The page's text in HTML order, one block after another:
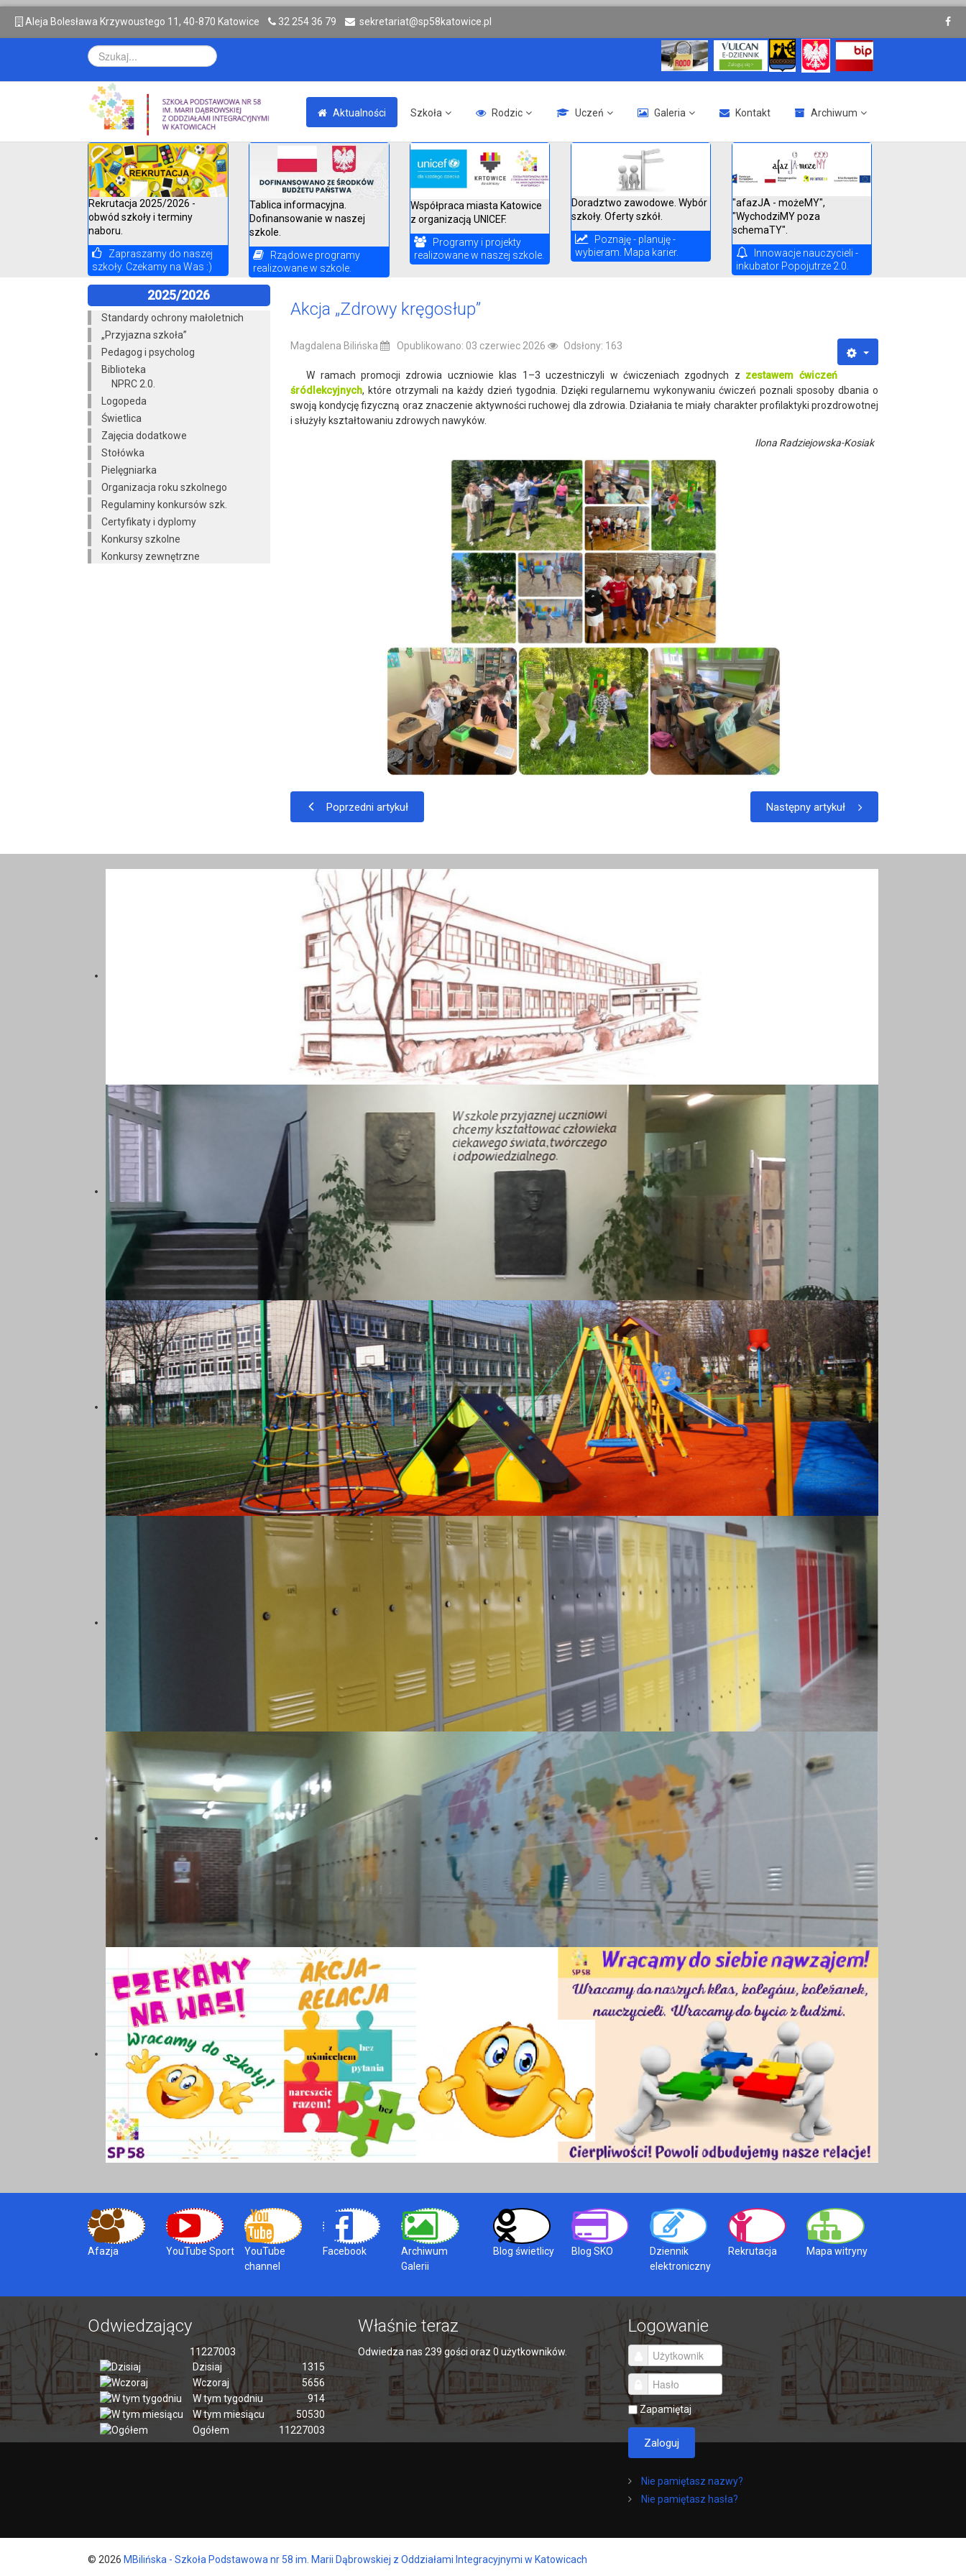
A leja Bolesława Krzywoustego 11, 40-870 Katowice 32 254 36 79 sekretariat@sp58katowice.pl
Aktualności Szkoła Rodzic Uczeń Galeria Kontakt Archiwum
Rekrutacja 2025/2026 -
obwód szkoły i terminy
naboru.
Zapraszamy do naszej
szkoły. Czekamy na Was :)
Tablica informacyjna.
Dofinansowanie w naszej
szkole.
Rządowe programy
realizowane w szkole.
Współpraca miasta Katowice
z organizacją UNICEF.
Programy i projekty
realizowane w naszej szkole.
Doradztwo zawodowe. Wybór
szkoły. Oferty szkół.
Poznaję - planuję -
wybieram. Mapa karier.
"afazJA - możeMY",
"WychodziMY poza
schemaTY".
Innowacje nauczycieli -
inkubator Popojutrze 2.0.
2025/2026
Standardy ochrony małoletnich
„Przyjazna szkoła”
Pedagog i psycholog
Biblioteka
NPRC 2.0.
Logopeda
Świetlica
Zajęcia dodatkowe
Stołówka
Pielęgniarka
Organizacja roku szkolnego
Regulaminy konkursów szk.
Certyfikaty i dyplomy
Konkursy szkolne
Konkursy zewnętrzne
Akcja „Zdrowy kręgosłup”
Magdalena Bilińska Opublikowano: 03 czerwiec 2026 Odsłony: 163
W ramach promocji zdrowia uczniowie klas 1–3 uczestniczyli w ćwiczeniach zgodnych z zestawem ćwiczeń
śródlekcyjnych, które otrzymali na każdy dzień tygodnia. Dzięki regularnemu wykonywaniu ćwiczeń poznali sposoby dbania o
swoją kondycję fizyczną oraz znaczenie aktywności ruchowej dla zdrowia. Działania te miały charakter profilaktyki prozdrowotnej
i służyły kształtowaniu zdrowych nawyków.
Ilona Radziejowska-Kosiak
Poprzedni artykuł Następny artykuł
SZKOŁA PODSTAWOWA NR 58 Z ODDZIAŁAMI INTEGRACYJNYMI IM. MARII DĄBROWSKIEJ W
KATOWICACH
Afazja YouTube Sport
YouTube
channel
Facebook
Archiwum
Galerii
Blog świetlicy Blog SKO
Dziennik
elektroniczny
Rekrutacja Mapa witryny
Odwiedzający
11227003
Dzisiaj
1315
Wczoraj
5656
W tym tygodniu
914
W tym miesiącu
50530
Ogółem
11227003
Właśnie teraz
Odwiedza nas 239 gości oraz 0 użytkowników.
Logowanie
Zapamiętaj
Zaloguj
Nie pamiętasz nazwy?
Nie pamiętasz hasła?
© 2026 MBilińska - Szkoła Podstawowa nr 58 im. Marii Dąbrowskiej z Oddziałami Integracyjnymi w Katowicach